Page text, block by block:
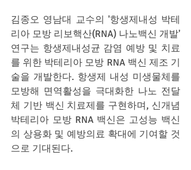
김종오 영남대 교수의 '항생제내성 박테
리아 모방 리보핵산(RNA) 나노백신 개발'
연구는 항생제내성균 감염 예방 및 치료
를 위한 박테리아 모방 RNA 백신 제조 기
술을 개발한다. 항생제 내성 미생물체를
모방해 면역활성을 극대화한 나노 전달
체 기반 백신 치료제를 구현하며, 신개념
박테리아 모방 RNA 백신은 고성능 백신
의 상용화 및 예방의료 확대에 기여할 것
으로 기대된다.